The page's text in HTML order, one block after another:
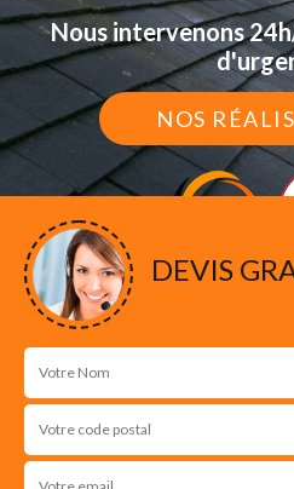
Nous intervenons
NOS
DEVIS